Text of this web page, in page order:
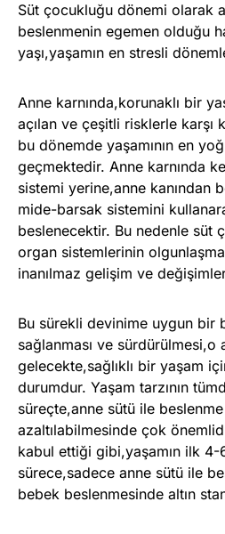
Süt çocukluğu dönemi olarak
beslenmenin egemen olduğu
yaşı,yaşamın en stresli
Anne karnında,korunaklı bir
açılan ve çeşitli risklerle karşı
bu dönemde yaşamının en
geçmektedir. Anne karnında
sistemi yerine,anne kanından
mide-barsak sistemini
beslenecektir. Bu nedenle süt
organ sistemlerinin
inanılmaz gelişim ve
Bu sürekli devinime uygun bir
sağlanması ve sürdürülmesi,o
gelecekte,sağlıklı bir yaşam
durumdur. Yaşam tarzının
süreçte,anne sütü ile
azaltılabilmesinde çok
kabul ettiği gibi,yaşamın ilk
sürece,sadece anne sütü ile
bebek beslenmesinde altın